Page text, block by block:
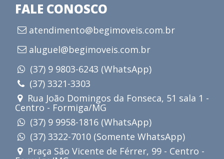
FALE CONOSCO
atendimento@begimoveis.com.br
aluguel@begimoveis.com.br
(37) 9 9803-6243 (WhatsApp)
(37) 3321-3303
Rua João Domingos da Fonseca, 51 sala 1 -
Centro - Formiga/MG
(37) 9 9958-1816 (WhatsApp)
(37) 3322-7010 (Somente WhatsApp)
Praça São Vicente de Férrer, 99 - Centro -